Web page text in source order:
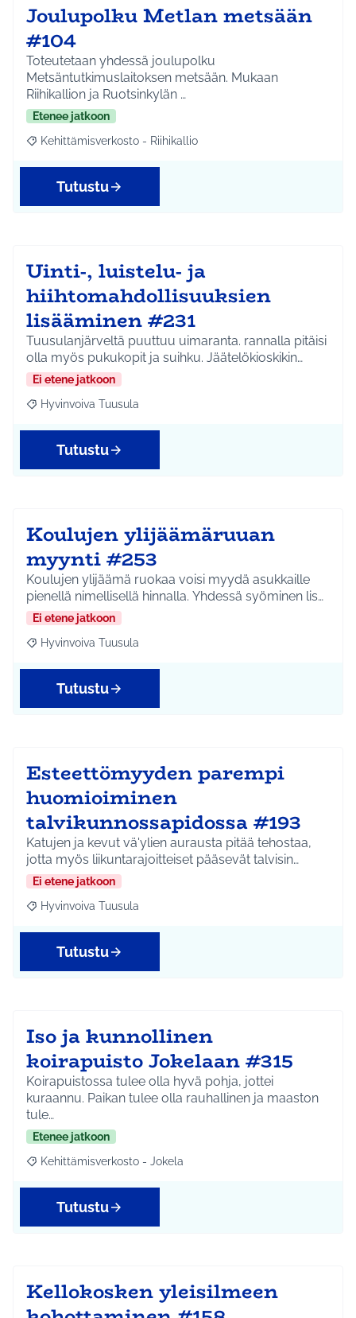
Joulupolku Metlan metsään
#104
Toteutetaan yhdessä joulupolku
Metsäntutkimuslaitoksen metsään. Mukaan
Riihikallion ja Ruotsinkylän …
Etenee jatkoon
Rajaa tulokset aihepiirin mukaan: Kehittämisverkosto -
Kehittämisverkosto - Riihikallio
Tutustu
Uinti-, luistelu- ja
hiihtomahdollisuuksien
lisääminen #231
Tuusulanjärveltä puuttuu uimaranta. rannalla pitäisi
olla myös pukukopit ja suihku. Jäätelökioskikin…
Ei etene jatkoon
Rajaa tulokset aihepiirin mukaan: Hyvinvoiva Tuusula
Hyvinvoiva Tuusula
Tutustu
Koulujen ylijäämäruuan
myynti #253
Koulujen ylijäämä ruokaa voisi myydä asukkaille
pienellä nimellisellä hinnalla. Yhdessä syöminen lis…
Ei etene jatkoon
Rajaa tulokset aihepiirin mukaan: Hyvinvoiva Tuusula
Hyvinvoiva Tuusula
Tutustu
Esteettömyyden parempi
huomioiminen
talvikunnossapidossa #193
Katujen ja kevut vä'ylien aurausta pitää tehostaa,
jotta myös liikuntarajoitteiset pääsevät talvisin…
Ei etene jatkoon
Rajaa tulokset aihepiirin mukaan: Hyvinvoiva Tuusula
Hyvinvoiva Tuusula
Tutustu
Iso ja kunnollinen
koirapuisto Jokelaan #315
Koirapuistossa tulee olla hyvä pohja, jottei
kuraannu. Paikan tulee olla rauhallinen ja maaston
tule…
Etenee jatkoon
Rajaa tulokset aihepiirin mukaan: Kehittämisverkosto - Jokela
Kehittämisverkosto - Jokela
Tutustu
Kellokosken yleisilmeen